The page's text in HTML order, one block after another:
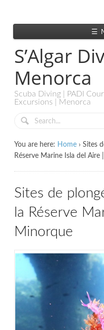
☰
S’Algar
Menorca
Scuba Diving | PADI
Excursions | Menorca
You are here: Home › Sites
Réserve Marine Isla del Aire
Sites de
la Réserve
Minorque